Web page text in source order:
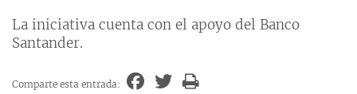
La iniciativa cuenta con el apoyo del Banco
Santander.
Comparte esta entrada: